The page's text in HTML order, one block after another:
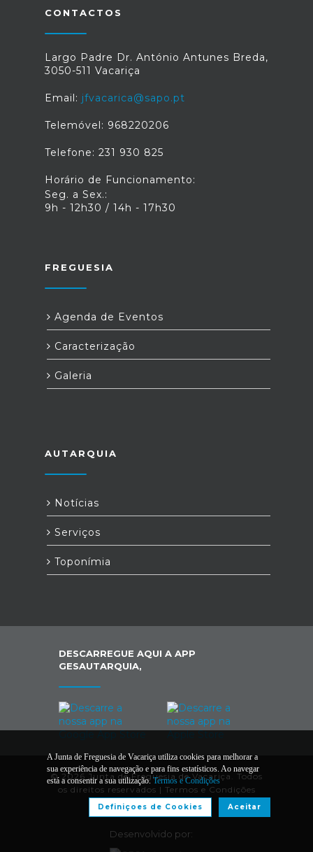
CONTACTOS
Largo Padre Dr. António Antunes Breda,
3050-511 Vacariça
Email: jfvacarica@sapo.pt
Telemóvel: 968220206
Telefone: 231 930 825
Horário de Funcionamento:
Seg. a Sex.:
9h - 12h30 / 14h - 17h30
FREGUESIA
Agenda de Eventos
Caracterização
Galeria
AUTARQUIA
Notícias
Serviços
Toponímia
DESCARREGUE AQUI A APP
GESAUTARQUIA,
© 2026 Junta de Freguesia de Vacariça. Todos
os direitos reservados | Termos e Condições
Desenvolvido por:
A Junta de Freguesia de Vacariça utiliza cookies para melhorar a
sua experiência de navegação e para fins estatísticos. Ao navegar
está a consentir a sua utilização. Termos e Condições
Aceitar
Definiçoes de Cookies